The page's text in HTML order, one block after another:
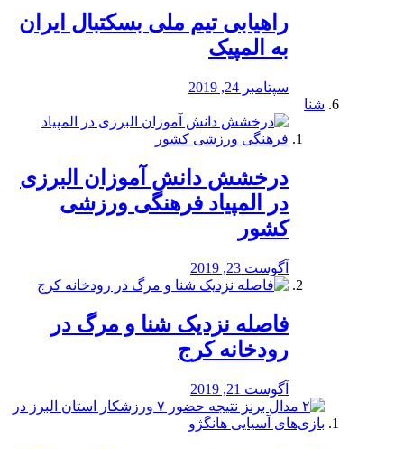
راهیابی تیم ملی بسکتبال ایران
به المپیک
سپتامبر 24, 2019
شنا
درخشش دانش آموزان البرزی
در المپیاد فرهنگی ورزشی
کشور
آگوست 23, 2019
️فاصله نزدیک شنا و مرگ در
رودخانه کرج
آگوست 21, 2019